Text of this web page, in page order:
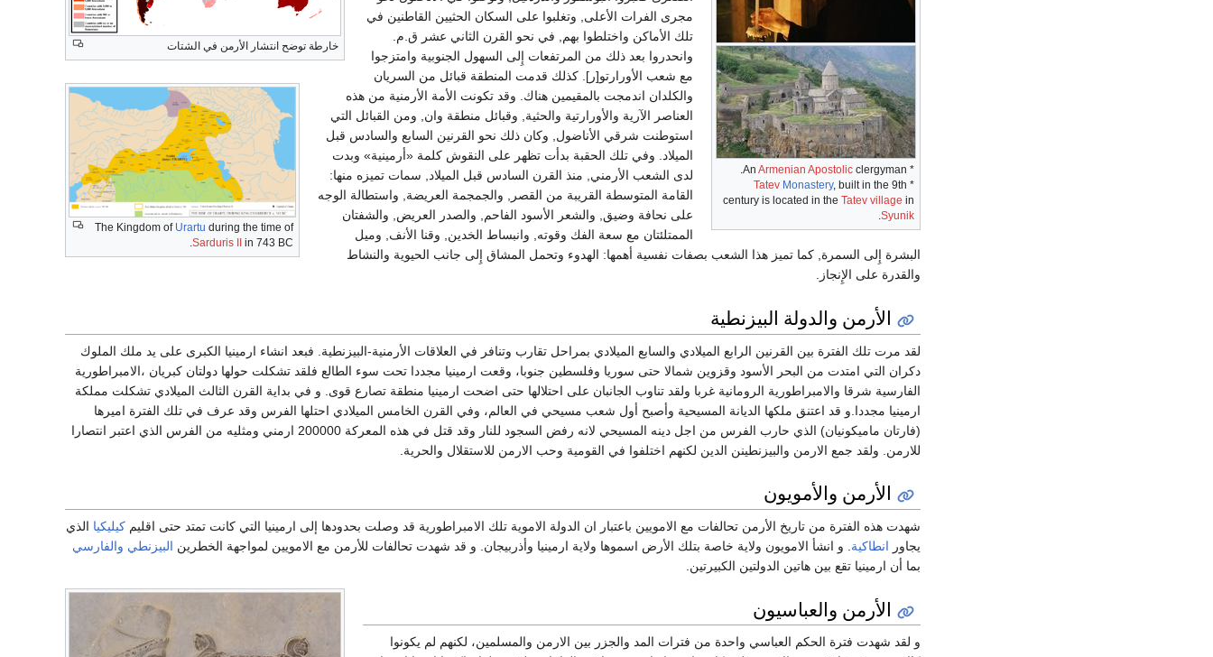
خارطة توضح انتشار الأرمن في الشتات
* An
Armenian Apostolic clergyman.
*
Tatev Monastery, built in the 9th
century is located in the Tatev village in
Syunik
The Kingdom of Urartu during the time of
Sarduris II in 743 BC.
مجرى الفرات الأعلى, وتغلبوا على السكان الحثيين القاطنين في
تلك الأماكن واختلطوا بهم, في نحو القرن الثاني عشر ق.م.
وانحدروا بعد ذلك من المرتفعات إِلى السهول الجنوبية وامتزجوا
مع شعب الأورارتو[ر]. كذلك قدمت المنطقة قبائل من السريان
والكلدان اندمجت بالمقيمين هناك. وقد تكونت الأمة الأرمنية من هذه
العناصر الآرية والأورارتية والحثية, وقبائل منطقة وان, ومن القبائل التي
استوطنت شرقي الأناضول, وكان ذلك نحو القرنين السابع والسادس قبل
الميلاد. وفي تلك الحقبة بدأت تظهر على النقوش كلمة «أرمينية» وبدت
لدى الشعب الأرمني, منذ القرن السادس قبل الميلاد, سمات تميزه منها:
القامة المتوسطة القريبة من القصر, والجمجمة العريضة, واستطالة الوجه
على نحافة وضيق, والشعر الأسود الفاحم, والصدر العريض, والشفتان
الممتلئتان مع سعة الفك وقوته, وانبساط الخدين, وقنا الأنف, وميل
البشرة إِلى السمرة, كما تميز هذا الشعب بصفات نفسية أهمها: الهدوء وتحمل المشاق إِلى جانب الحيوية والنشاط
والقدرة على الإِنجاز.
الأرمن والدولة البيزنطية
لقد مرت تلك الفترة بين القرنين الرابع الميلادي والسابع الميلادي بمراحل تقارب وتنافر في العلاقات الأرمنية-البيزنطية. فبعد انشاء ارمينيا الكبرى على يد ملك الملوك
دكران التي امتدت من البحر الأسود وقزوين شمالا حتى سوريا وفلسطين جنوبا، وقعت ارمينيا مجددا تحت سوء الطالع فلقد تشكلت حولها دولتان كبريان ،الامبراطورية
الفارسية شرقا والامبراطورية الرومانية غربا ولقد تناوب الجانبان على احتلالها حتى اضحت ارمينيا منطقة تصارع قوى. و في بداية القرن الثالث الميلادي تشكلت مملكة
ارمينيا مجددا.و قد اعتنق ملكها الديانة المسيحية وأصبح أول شعب مسيحي في العالم، وفي القرن الخامس الميلادي احتلها الفرس وقد عرف في تلك الفترة اميرها
(فارتان ماميكونيان) الذي حارب الفرس من اجل دينه المسيحي لانه رفض السجود للنار وقد قتل في هذه المعركة 200000 ارمني ومثليه من الفرس الذي اعتبر انتصارا
للارمن. ولقد جمع الارمن والبيزنطينن الدين لكنهم اختلفوا في القومية وحب الارمن للاستقلال والحرية.
الأرمن والأمويون
شهدت هذه الفترة من تاريخ الأرمن تحالفات مع الامويين باعتبار ان الدولة الاموية تلك الامبراطورية قد وصلت بحدودها إلى ارمينيا التي كانت تمتد حتى اقليم كيليكيا الذي
يجاور انطاكية . و انشأ الامويون ولاية خاصة بتلك الأرض اسموها ولاية ارمينيا وأذربيجان. و قد شهدت تحالفات للأرمن مع الامويين لمواجهة الخطرين البيزنطي والفارسي
بما أن ارمينيا تقع بين هاتين الدولتين الكبيرتين.
الأرمن والعباسيون
و لقد شهدت فترة الحكم العباسي واحدة من فترات المد والجزر بين الارمن والمسلمين، لكنهم لم يكونوا